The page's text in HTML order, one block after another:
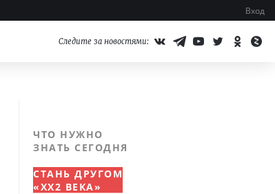
Вход
Следите за новостями:
ЧТО НУЖНО
ЗНАТЬ СЕГОДНЯ
СТАНЬ ДРУГОМ
«XX2 ВЕКА»